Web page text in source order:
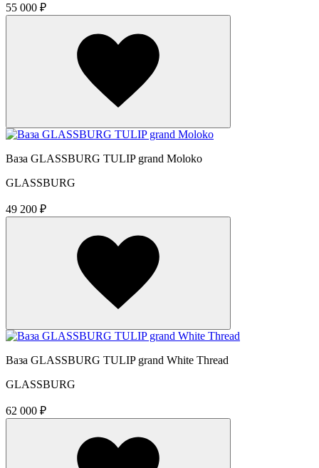
55 000 ₽
Ваза GLASSBURG TULIP grand Moloko
GLASSBURG
49 200 ₽
Ваза GLASSBURG TULIP grand White Thread
GLASSBURG
62 000 ₽